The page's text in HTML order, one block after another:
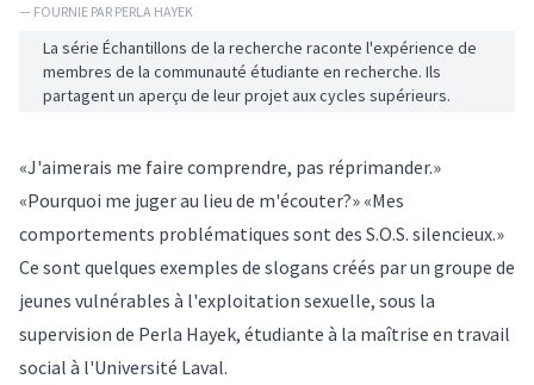
— FOURNIE PAR PERLA HAYEK
La série Échantillons de la recherche raconte l'expérience de
membres de la communauté étudiante en recherche. Ils
partagent un aperçu de leur projet aux cycles supérieurs.
«J'aimerais me faire comprendre, pas réprimander.»
«Pourquoi me juger au lieu de m'écouter?» «Mes
comportements problématiques sont des S.O.S. silencieux.»
Ce sont quelques exemples de slogans créés par un groupe de
jeunes vulnérables à l'exploitation sexuelle, sous la
supervision de Perla Hayek, étudiante à la maîtrise en travail
social à l'Université Laval.